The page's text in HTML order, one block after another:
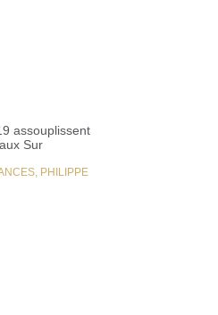
assouplissent
Sur
, PHILIPPE